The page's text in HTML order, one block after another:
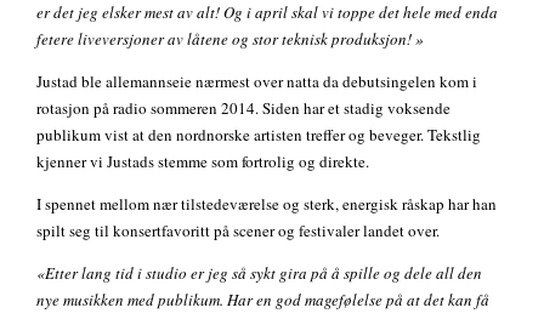
er det jeg elsker mest av alt! Og i april skal vi toppe det hele med enda
fetere liveversjoner av låtene og stor teknisk produksjon! »
Justad ble allemannseie nærmest over natta da debutsingelen kom i
rotasjon på radio sommeren 2014. Siden har et stadig voksende
publikum vist at den nordnorske artisten treffer og beveger. Tekstlig
kjenner vi Justads stemme som fortrolig og direkte.
I spennet mellom nær tilstedeværelse og sterk, energisk råskap har han
spilt seg til konsertfavoritt på scener og festivaler landet over.
«Etter lang tid i studio er jeg så sykt gira på å spille og dele all den
nye musikken med publikum. Har en god magefølelse på at det kan få